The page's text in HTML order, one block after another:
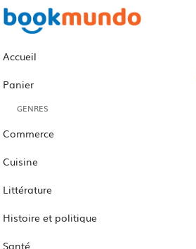
Accueil
Panier
GENRES
Commerce
Cuisine
Littérature
Histoire et politique
Santé